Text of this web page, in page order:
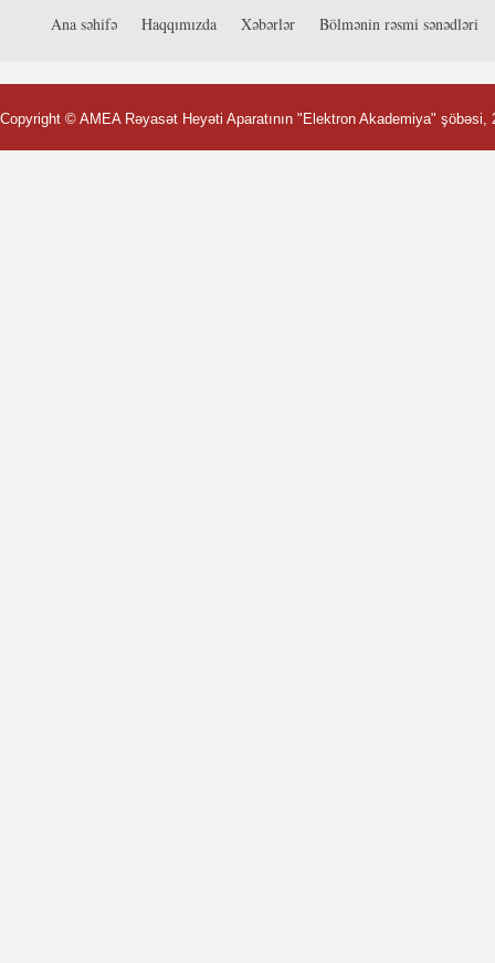
Ana səhifə Haqqımızda Xəbərlər Bölmənin rəsmi sənədləri
Copyright © AMEA Rəyasət Heyəti Aparatının "Elektron Akademiya" şöbəsi,